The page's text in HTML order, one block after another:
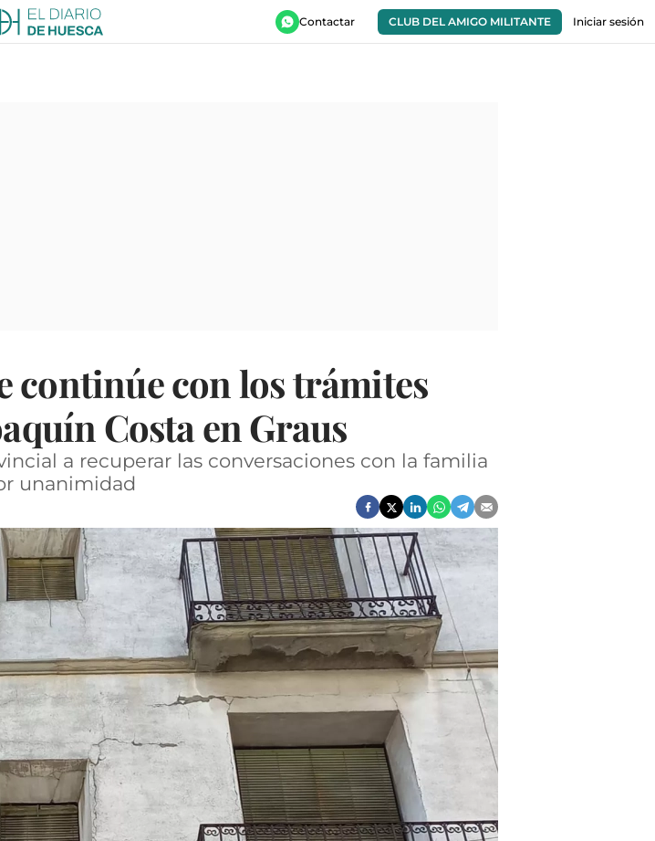
Contactar CLUB DEL AMIGO MILITANTE Iniciar sesión
continúe con los trámites
Costa en Graus
a recuperar las conversaciones con la familia
unanimidad